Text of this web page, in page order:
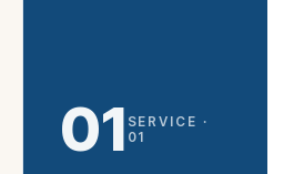
01 SERVICE ·
01